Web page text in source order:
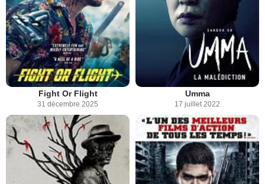
Fight Or Flight
31 décembre 2025
Umma
17 juillet 2022